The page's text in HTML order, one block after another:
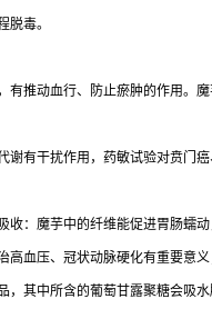
脱毒。
有推动血行、防止瘀肿的作用。
谢有干扰作用，药敏试验对贲门
收：魔芋中的纤维能促进胃肠蠕
高血压、冠状动脉硬化有重要意
，其中所含的葡萄甘露聚糖会吸